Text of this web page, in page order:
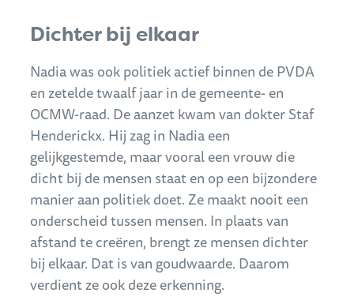
Dichter bij elkaar
Nadia was ook politiek actief binnen de PVDA
en zetelde twaalf jaar in de gemeente- en
OCMW-raad. De aanzet kwam van dokter Staf
Henderickx. Hij zag in Nadia een
gelijkgestemde, maar vooral een vrouw die
dicht bij de mensen staat en op een bijzondere
manier aan politiek doet. Ze maakt nooit een
onderscheid tussen mensen. In plaats van
afstand te creëren, brengt ze mensen dichter
bij elkaar. Dat is van goudwaarde. Daarom
verdient ze ook deze erkenning.